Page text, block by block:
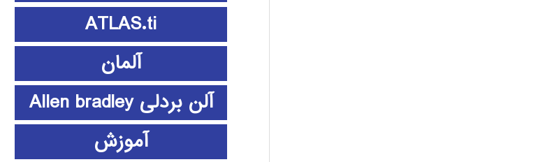
ATLAS.ti
آلمان
آلن بردلی Allen bradley
آموزش